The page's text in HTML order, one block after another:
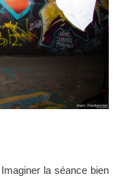
la séance bien